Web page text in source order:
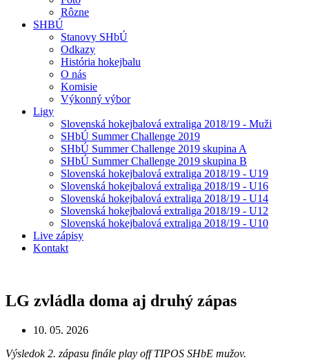
Rôzne
SHBÚ
Stanovy SHbÚ
Odkazy
História hokejbalu
O nás
Komisie
Výkonný výbor
Ligy
Slovenská hokejbalová extraliga 2018/19 - Muži
SHbÚ Summer Challenge 2019
SHbÚ Summer Challenge 2019 skupina A
SHbÚ Summer Challenge 2019 skupina B
Slovenská hokejbalová extraliga 2018/19 - U19
Slovenská hokejbalová extraliga 2018/19 - U16
Slovenská hokejbalová extraliga 2018/19 - U14
Slovenská hokejbalová extraliga 2018/19 - U12
Slovenská hokejbalová extraliga 2018/19 - U10
Live zápisy
Kontakt
LG zvládla doma aj druhý zápas
10. 05. 2026
Výsledok 2. zápasu finále play off TIPOS SHbE mužov.